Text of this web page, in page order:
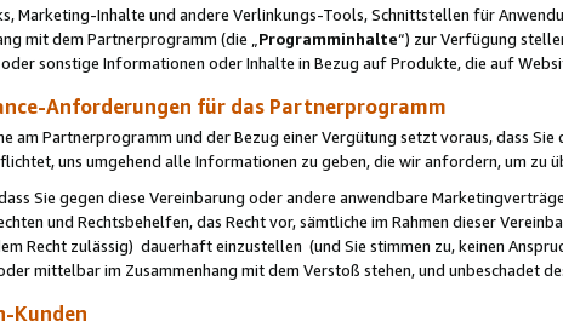
Marketing-Inhalte und andere Verlinkungs-Tools, Schnittstellen für
mit dem Partnerprogramm (die „ Programminhalte“) zur Verfügung
sonstige Informationen oder Inhalte in Bezug auf Produkte, die auf
Anforderungen für das Partnerprogramm
am Partnerprogramm und der Bezug einer Vergütung setzt voraus, dass Sie
uns umgehend alle Informationen zu geben, die wir anfordern, um zu
Sie gegen diese Vereinbarung oder andere anwendbare
und Rechtsbehelfen, das Recht vor, sämtliche im Rahmen dieser
Recht zulässig) dauerhaft einzustellen (und Sie stimmen zu, keinen
mittelbar im Zusammenhang mit dem Verstoß stehen, und unbeschadet
Kunden